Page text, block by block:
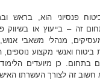
פנסיוני הוא, בראש
זה – בייעוץ או בשיווק
מנהלי משאבי
ביטוח ואנשי מקצוע נוספים,
בתחום. כן מיועדים
חשוב זה לצורך העשרתו